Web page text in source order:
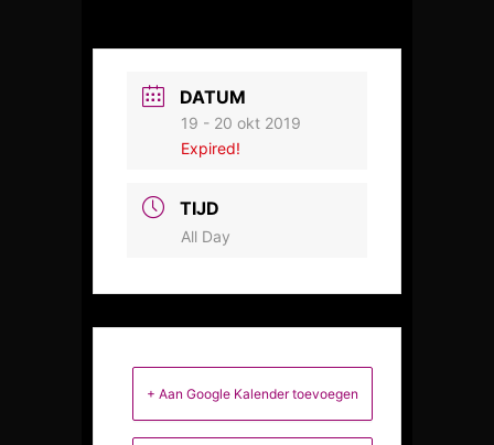
DATUM
19 - 20 okt 2019
Expired!
TIJD
All Day
+ Aan Google Kalender toevoegen